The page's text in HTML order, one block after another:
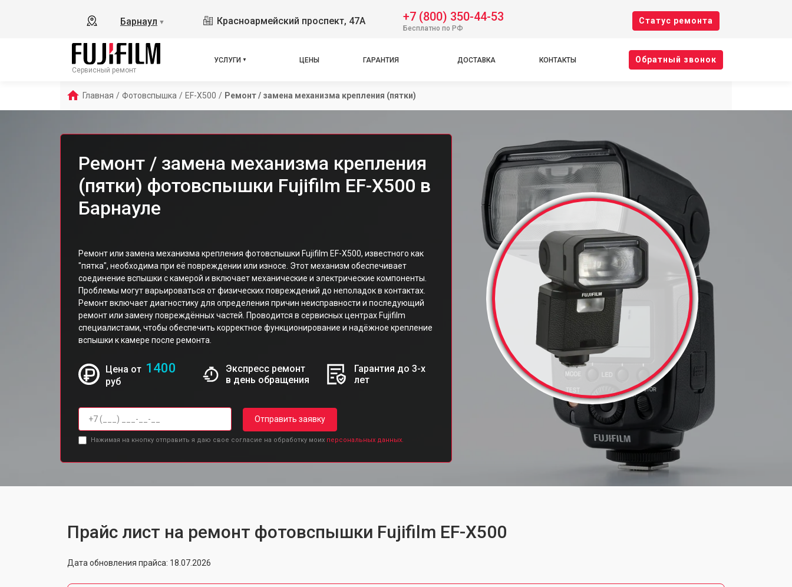
Барнаул ▼ Красноармейский проспект, 47А +7 (800) 350-44-53
Бесплатно по РФ
Cтатус ремонта
Сервисный ремонт
УСЛУГИ ЦЕНЫ ГАРАНТИЯ ДОСТАВКА КОНТАКТЫ Oбратный звонок
Главная / Фотовспышка / EF-X500 / Ремонт / замена механизма крепления (пятки)
Ремонт / замена механизма крепления
(пятки) фотовспышки Fujifilm EF-X500 в
Барнауле
Ремонт или замена механизма крепления фотовспышки Fujifilm EF-X500, известного как
"пятка", необходима при её повреждении или износе. Этот механизм обеспечивает
соединение вспышки с камерой и включает механические и электрические компоненты.
Проблемы могут варьироваться от физических повреждений до неполадок в контактах.
Ремонт включает диагностику для определения причин неисправности и последующий
ремонт или замену повреждённых частей. Проводится в сервисных центрах Fujifilm
специалистами, чтобы обеспечить корректное функционирование и надёжное крепление
вспышки к камере после ремонта.
Цена от 1400
руб
Экспресс ремонт
в день обращения
Гарантия до 3-х
лет
Отправить заявку
Нажимая на кнопку отправить я даю свое согласие на обработку моих персональных данных.
Прайс лист на ремонт фотовспышки Fujifilm EF-X500
Дата обновления прайса: 18.07.2026